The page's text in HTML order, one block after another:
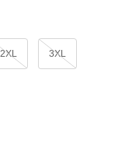
2XL 3XL